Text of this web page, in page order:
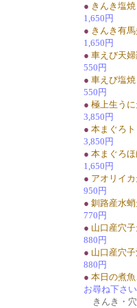
● きんき塩
1,650円
● きんき有
1,650円
● 車えび天
550円
● 車えび塩
550円
● 極上生う
3,850円
● 本まぐろ
3,850円
● 本まぐろ
1,650円
● アオリイ
950円
● 釧路産水
770円
● 山口産穴
880円
● 山口産穴
880円
● 本日の煮
お尋ね下さい
きんき・穴